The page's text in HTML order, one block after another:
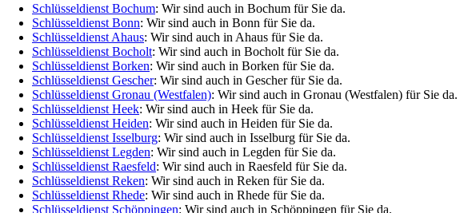
Schlüsseldienst Bochum: Wir sind auch in Bochum für Sie da.
Schlüsseldienst Bonn: Wir sind auch in Bonn für Sie da.
Schlüsseldienst Ahaus: Wir sind auch in Ahaus für Sie da.
Schlüsseldienst Bocholt: Wir sind auch in Bocholt für Sie da.
Schlüsseldienst Borken: Wir sind auch in Borken für Sie da.
Schlüsseldienst Gescher: Wir sind auch in Gescher für Sie da.
Schlüsseldienst Gronau (Westfalen): Wir sind auch in Gronau (Westfalen) für Sie da.
Schlüsseldienst Heek: Wir sind auch in Heek für Sie da.
Schlüsseldienst Heiden: Wir sind auch in Heiden für Sie da.
Schlüsseldienst Isselburg: Wir sind auch in Isselburg für Sie da.
Schlüsseldienst Legden: Wir sind auch in Legden für Sie da.
Schlüsseldienst Raesfeld: Wir sind auch in Raesfeld für Sie da.
Schlüsseldienst Reken: Wir sind auch in Reken für Sie da.
Schlüsseldienst Rhede: Wir sind auch in Rhede für Sie da.
Schlüsseldienst Schöppingen: Wir sind auch in Schöppingen für Sie da.